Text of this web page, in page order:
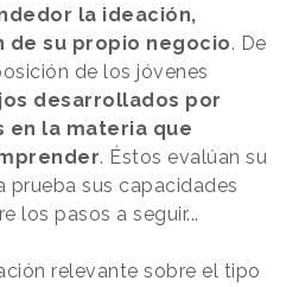
la ideación,
de su propio negocio. De
de los jóvenes
desarrollados por
la materia que
. Éstos evalúan su
prueba sus capacidades
los pasos a seguir...
relevante sobre el tipo